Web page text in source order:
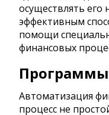
осуществлять
эффективным
помощи
финансовых
Программы
Автоматизация
процесс не